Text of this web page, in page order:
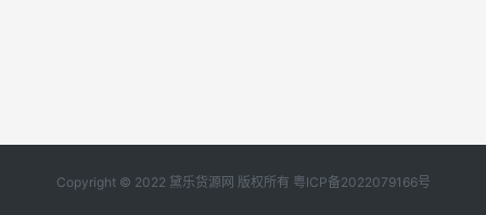
Copyright © 2022 黛乐货源网 版权所有 粤ICP备2022079166号